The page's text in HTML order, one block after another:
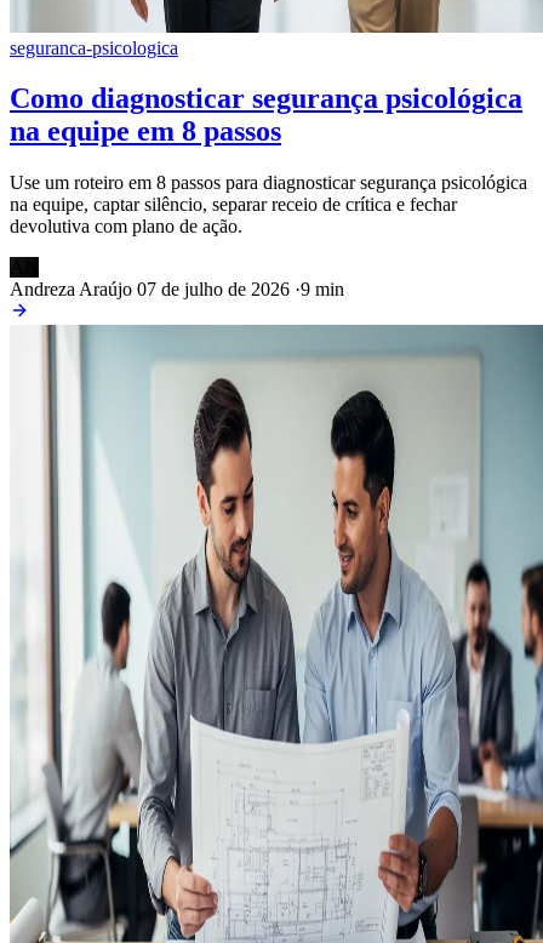
seguranca-psicologica
Como diagnosticar segurança psicológica
na equipe em 8 passos
Use um roteiro em 8 passos para diagnosticar segurança psicológica
na equipe, captar silêncio, separar receio de crítica e fechar
devolutiva com plano de ação.
Andreza Araújo 07 de julho de 2026 ·9 min